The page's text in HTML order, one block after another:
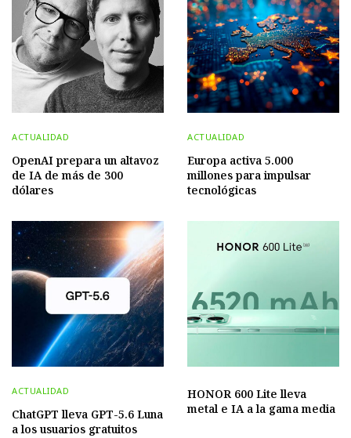
ACTUALIDAD
OpenAI prepara un altavoz
de IA de más de 300
dólares
ACTUALIDAD
Europa activa 5.000
millones para impulsar
tecnológicas
ACTUALIDAD
ChatGPT lleva GPT-5.6 Luna
a los usuarios gratuitos
HONOR 600 Lite lleva
metal e IA a la gama media